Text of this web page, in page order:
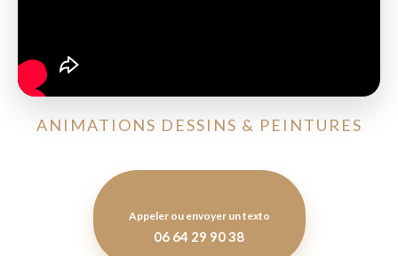
ANIMATIONS DESSINS & PEINTURES
Appeler ou envoyer un texto
06 64 29 90 38